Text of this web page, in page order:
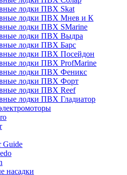
лодки ПВХ Skat
лодки ПВХ Мнев и К
лодки ПВХ SMarine
лодки ПВХ Выдра
лодки ПВХ Барс
лодки ПВХ Посейдон
лодки ПВХ ProfMarine
лодки ПВХ Феникс
лодки ПВХ Форт
лодки ПВХ Reef
лодки ПВХ Гладиатор
Guide
насадки